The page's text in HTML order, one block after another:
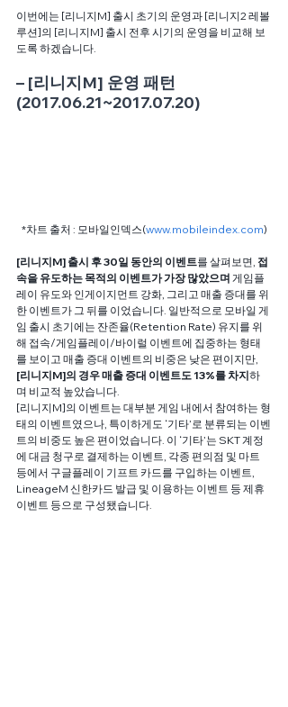
이번에는 [리니지M] 출시 초기의 운영과 [리니지2 레볼
루션]의 [리니지M] 출시 전후 시기의 운영을 비교해 보
도록 하겠습니다.
– [리니지M] 운영 패턴
(2017.06.21~2017.07.20)
*차트 출처 : 모바일인덱스(www.mobileindex.com)
[리니지M] 출시 후 30일 동안의 이벤트를 살펴보면, 접
속을 유도하는 목적의 이벤트가 가장 많았으며 게임플
레이 유도와 인게이지먼트 강화, 그리고 매출 증대를 위
한 이벤트가 그 뒤를 이었습니다. 일반적으로 모바일 게
임 출시 초기에는 잔존율(Retention Rate) 유지를 위
해 접속/게임플레이/바이럴 이벤트에 집중하는 형태
를 보이고 매출 증대 이벤트의 비중은 낮은 편이지만,
[리니지M]의 경우 매출 증대 이벤트도 13%를 차지하
며 비교적 높았습니다.
[리니지M]의 이벤트는 대부분 게임 내에서 참여하는 형
태의 이벤트였으나, 특이하게도 ‘기타’로 분류되는 이벤
트의 비중도 높은 편이었습니다. 이 ‘기타’는 SKT 계정
에 대금 청구로 결제하는 이벤트, 각종 편의점 및 마트
등에서 구글플레이 기프트 카드를 구입하는 이벤트,
LineageM 신한카드 발급 및 이용하는 이벤트 등 제휴
이벤트 등으로 구성됐습니다.